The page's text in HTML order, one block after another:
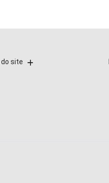
do site